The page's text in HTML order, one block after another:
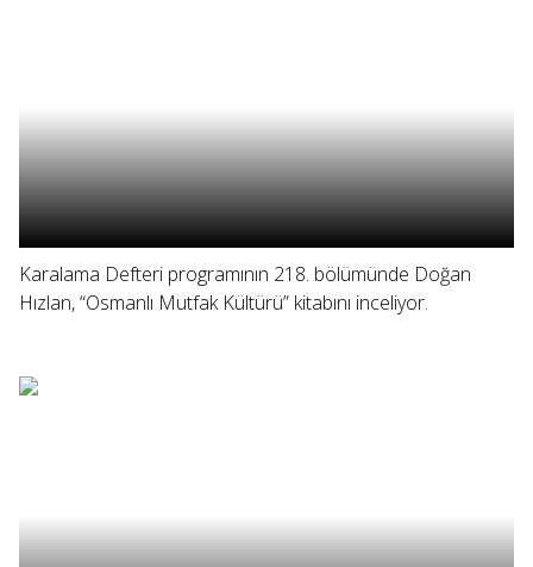
Karalama Defteri programının 218. bölümünde Doğan
Hızlan, “Osmanlı Mutfak Kültürü” kitabını inceliyor.